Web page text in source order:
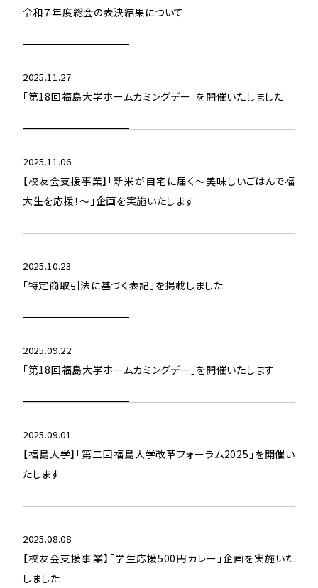
令和７年度総会の表決結果について
2025.11.27
「第18回福島大学ホームカミングデー」を開催いたしました
2025.11.06
【校友会支援事業】「新米が自宅に届く～美味しいごはんで福
大生を応援！～」企画を実施いたします
2025.10.23
「特定商取引法に基づく表記」を掲載しました
2025.09.22
「第18回福島大学ホームカミングデー」を開催いたします
2025.09.01
【福島大学】「第二回福島大学改革フォーラム2025」を開催い
たします
2025.08.08
【校友会支援事業】「学生応援500円カレー」企画を実施いた
しました